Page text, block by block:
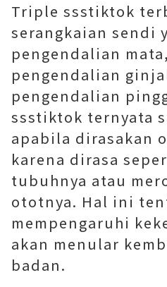
Triple ssstiktok
serangkaian sendi
pengendalian
pengendalian
pengendalian
ssstiktok ternyata
apabila dirasakan
karena dirasa
tubuhnya atau
ototnya. Hal ini
mempengaruhi
akan menular
badan.